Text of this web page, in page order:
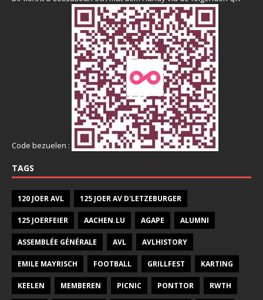
Code bezuelen :
TAGS
120 JOER AVL 125 JOER AV D'LETZEBURGER
125 JOERFEIER AACHEN.LU AGAPE ALUMNI
ASSEMBLÉE GÉNÉRALE AVL AVLHISTORY
EMILE MAYRISCH FOOTBALL GRILLFEST KARTING
KEELEN MEMBEREN PICNIC PONTTOR RWTH